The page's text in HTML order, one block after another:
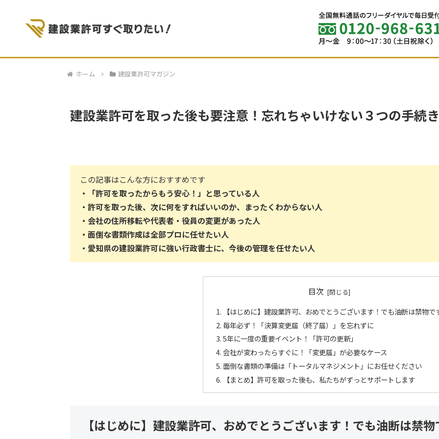
ホーム 建設業許可マガジン
建設業許可を取った後も要注意！忘れちゃいけない３つの手続き
この記事はこんな方におすすめです
・
「許可を取ったからもう安心！」と思っている人
・許可を取った後、次に何をすればいいのか、まったくわからない人
・会社の住所移転や代表者・役員の変更があった人
・面倒な書類作成は全部プロに任せたい人
・ 愛知県の建設業許可に強い行政書士に、今後の管理を任せたい人
目次
【はじめに】建設業許可、おめでとうございます！でも油断は禁物で
毎年必ず！「決算変更届（終了届）」を忘れずに
5年に一度の重要イベント！「許可の更新」
会社が変わったらすぐに！「変更届」が必要なケース
面倒な書類の準備は「トータルマネジメント」にお任せください
【まとめ】許可を取った後も、私たちがずっとサポートします
【はじめに】建設業許可、おめでとうございます！でも油断は禁